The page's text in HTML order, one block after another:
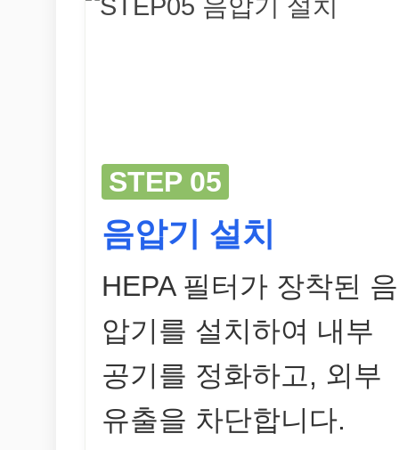
STEP 05
음압기 설치
HEPA 필터가 장착된 음
압기를 설치하여 내부
공기를 정화하고, 외부
유출을 차단합니다.